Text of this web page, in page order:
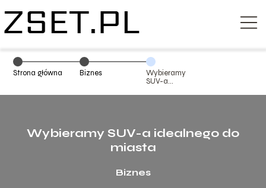
Strona główna Biznes
Wybieramy
SUV-a
miasta
Wybieramy SUV-a idealnego do
miasta
Biznes